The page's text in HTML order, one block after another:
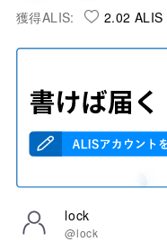
獲得ALIS: 2.02 ALIS
lock
@lock